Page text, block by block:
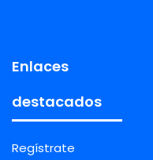
Enlaces
destacados
Regístrate